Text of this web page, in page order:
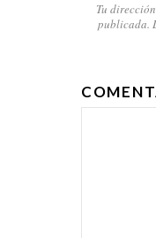
Tu
publicada.